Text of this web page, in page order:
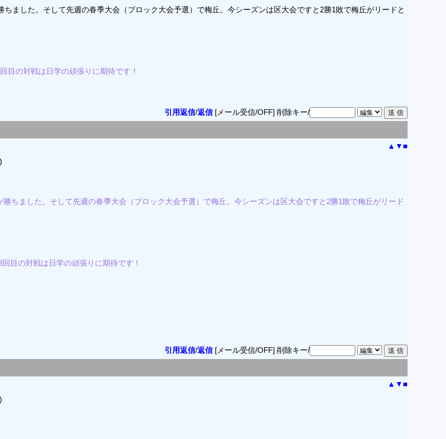
ました。そして先週の春季大会（ブロック大会予選）で梅丘。今シーズンは区大会ですと2勝1敗で梅丘がリードと
目の対戦は日学の頑張りに期待です！
引用返信/返信[メール受信/OFF] 削除キー/
▲ ▼■
ちました。そして先週の春季大会（ブロック大会予選）で梅丘。今シーズンは区大会ですと2勝1敗で梅丘がリード
目の対戦は日学の頑張りに期待です！
引用返信/返信[メール受信/OFF] 削除キー/
▲ ▼■